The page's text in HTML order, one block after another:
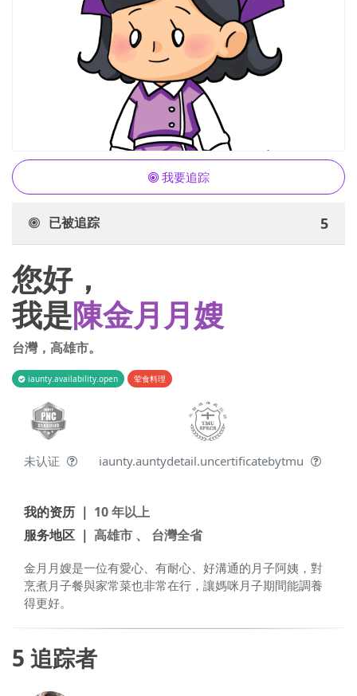
我要追踪
已被追踪 5
您好，
我是陳金月月嫂
台灣， 高雄市。
iaunty.availability.open 荤食料理
未认证 iaunty.auntydetail.uncertificatebytmu
我的资历 ｜ 10 年以上
服务地区 ｜ 高雄市 、 台灣全省
金月月嫂是一位有愛心、有耐心、好溝通的月子阿姨，對
烹煮月子餐與家常菜也非常在行，讓媽咪月子期間能調養
得更好。
5 追踪者